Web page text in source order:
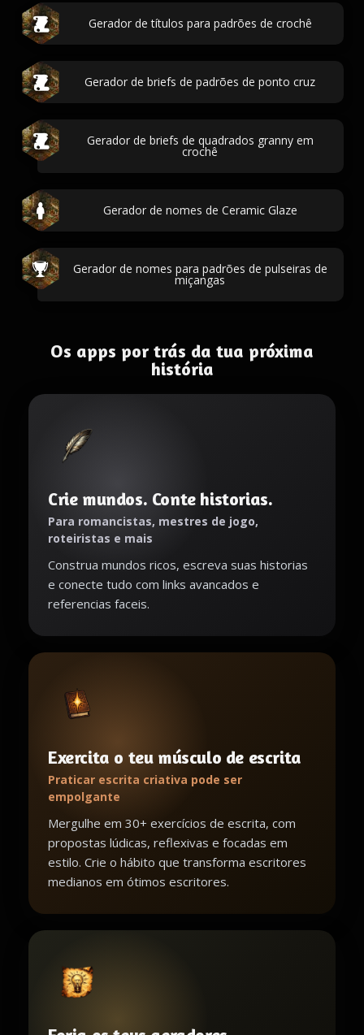
Gerador de títulos para padrões de crochê
Gerador de briefs de padrões de ponto cruz
Gerador de briefs de quadrados granny em
crochê
Gerador de nomes de Ceramic Glaze
Gerador de nomes para padrões de pulseiras de
miçangas
Os apps por trás da tua próxima
história
Crie mundos. Conte historias.
Para romancistas, mestres de jogo,
roteiristas e mais
Construa mundos ricos, escreva suas historias
e conecte tudo com links avancados e
referencias faceis.
Exercita o teu músculo de escrita
Praticar escrita criativa pode ser
empolgante
Mergulhe em 30+ exercícios de escrita, com
propostas lúdicas, reflexivas e focadas em
estilo. Crie o hábito que transforma escritores
medianos em ótimos escritores.